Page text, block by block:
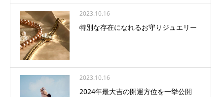
2023.10.16
特別な存在になれるお守りジュエリー
2023.10.16
2024年最大吉の開運方位を一挙公開